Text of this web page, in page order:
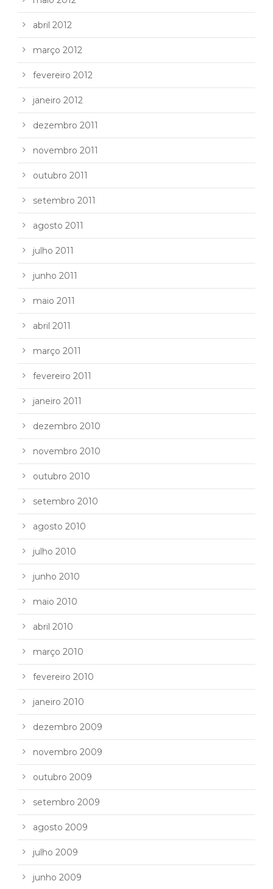
abril 2012
março 2012
fevereiro 2012
janeiro 2012
dezembro 2011
novembro 2011
outubro 2011
setembro 2011
agosto 2011
julho 2011
junho 2011
maio 2011
abril 2011
março 2011
fevereiro 2011
janeiro 2011
dezembro 2010
novembro 2010
outubro 2010
setembro 2010
agosto 2010
julho 2010
junho 2010
maio 2010
abril 2010
março 2010
fevereiro 2010
janeiro 2010
dezembro 2009
novembro 2009
outubro 2009
setembro 2009
agosto 2009
julho 2009
junho 2009